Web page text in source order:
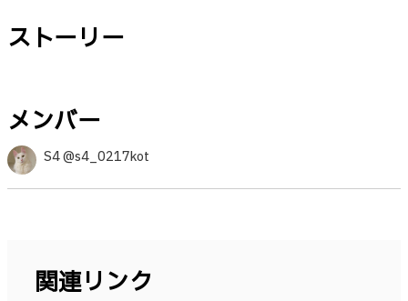
ストーリー
メンバー
S4 @s4_0217kot
関連リンク